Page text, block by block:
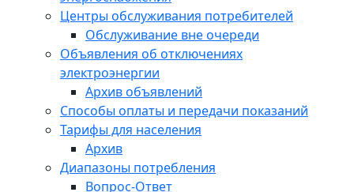
Центры обслуживания потребителей
Обслуживание вне очереди
Объявления об отключениях
электроэнергии
Архив объявлений
Способы оплаты и передачи показаний
Тарифы для населения
Архив
Диапазоны потребления
Вопрос-Ответ